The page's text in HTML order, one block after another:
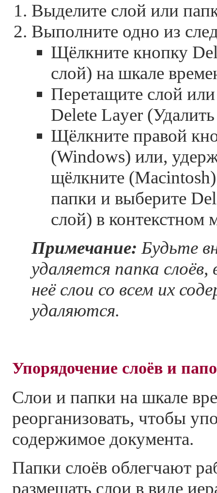
Выделите слой или
Выполните одно из
Щёлкните кнопку
слой) на шкале
Перетащите слой
Delete Layer
Щёлкните правой
(Windows) или,
щёлкните
папки и выберите
слой) в контекстном
Примечание: Будьте
удаляется папка
неё слои со всем их
удаляются.
Упорядочение слоёв и
Слои и папки на шкале
реорганизовать, чтобы
содержимое документа.
Папки слоёв облегчают
размещать слои в виде